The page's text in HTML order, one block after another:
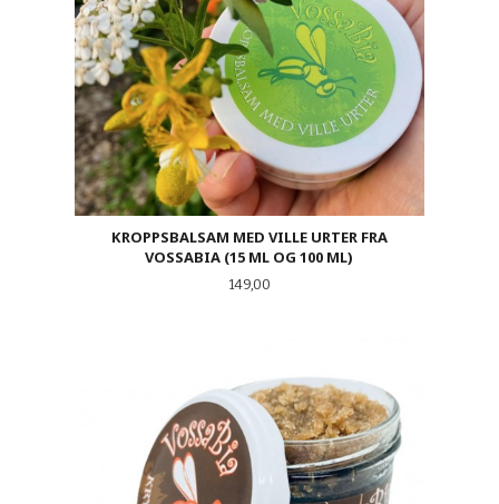
KROPPSBALSAM MED VILLE URTER FRA
VOSSABIA (15 ML OG 100 ML)
Pris
149,00